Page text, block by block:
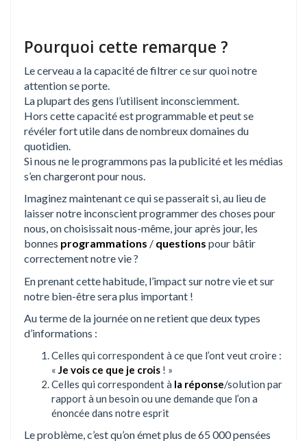
Pourquoi cette remarque ?
Le cerveau a la capacité de filtrer ce sur quoi notre
attention se porte.
La plupart des gens l’utilisent inconsciemment.
Hors cette capacité est programmable et peut se
révéler fort utile dans de nombreux domaines du
quotidien.
Si nous ne le programmons pas la publicité et les médias
s’en chargeront pour nous.
Imaginez maintenant ce qui se passerait si, au lieu de
laisser notre inconscient programmer des choses pour
nous, on choisissait nous-même, jour après jour, les
bonnes programmations / questions pour bâtir
correctement notre vie ?
En prenant cette habitude, l’impact sur notre vie et sur
notre bien-être sera plus important !
Au terme de la journée on ne retient que deux types
d’informations :
Celles qui correspondent à ce que l’ont veut croire :
« Je vois ce que je crois ! »
Celles qui correspondent à la réponse/solution par
rapport à un besoin ou une demande que l’on a
énoncée dans notre esprit
Le problème, c’est qu’on émet plus de 65 000 pensées